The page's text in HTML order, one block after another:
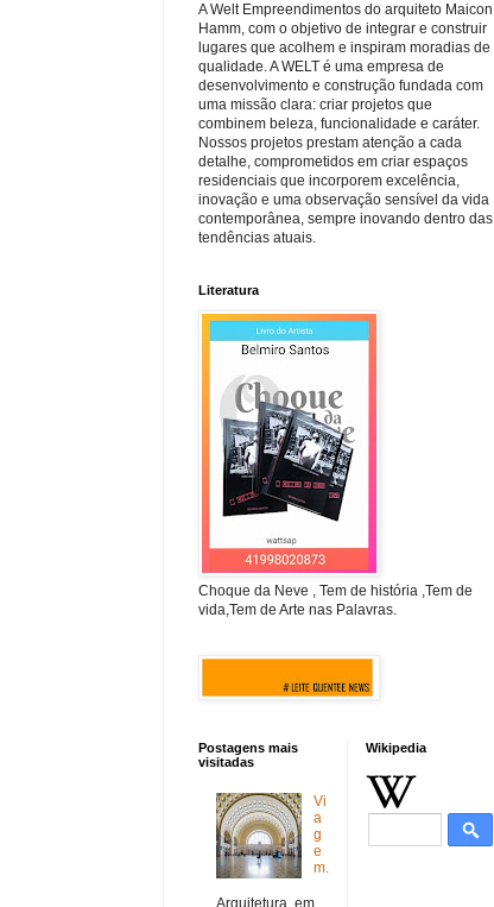
A Welt Empreendimentos do arquiteto Maicon
Hamm, com o objetivo de integrar e construir
lugares que acolhem e inspiram moradias de
qualidade. A WELT é uma empresa de
desenvolvimento e construção fundada com
uma missão clara: criar projetos que
combinem beleza, funcionalidade e caráter.
Nossos projetos prestam atenção a cada
detalhe, comprometidos em criar espaços
residenciais que incorporem excelência,
inovação e uma observação sensível da vida
contemporânea, sempre inovando dentro das
tendências atuais.
Literatura
Choque da Neve , Tem de história ,Tem de
vida,Tem de Arte nas Palavras.
Postagens mais
visitadas
Vi
a
g
e
m.
Arquitetura em
Wikipedia